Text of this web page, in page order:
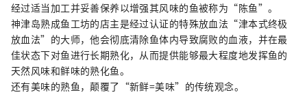
经过适当加工并妥善保养以增强其风味的鱼被称为“陈鱼”。
神津岛熟成鱼工坊的店主是经过认证的特殊放血法“津本式终极
放血法”的大师，他会彻底清除鱼体内导致腐败的血液，并在最
佳状态下对鱼进行长期熟化，从而提供能够最大程度地发挥鱼的
天然风味和鲜味的熟化鱼。
还有美味的熟鱼，颠覆了“新鲜=美味”的传统观念。